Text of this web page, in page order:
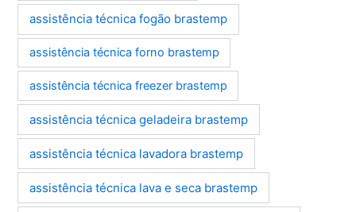
assistência técnica fogão brastemp
assistência técnica forno brastemp
assistência técnica freezer brastemp
assistência técnica geladeira brastemp
assistência técnica lavadora brastemp
assistência técnica lava e seca brastemp